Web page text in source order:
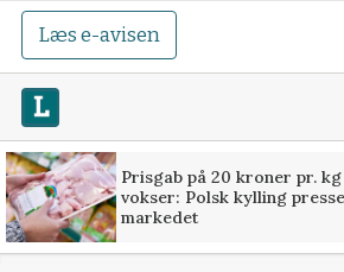
Læs e-avisen
Prisgab på 20 kroner pr. kg
vokser: Polsk kylling
markedet